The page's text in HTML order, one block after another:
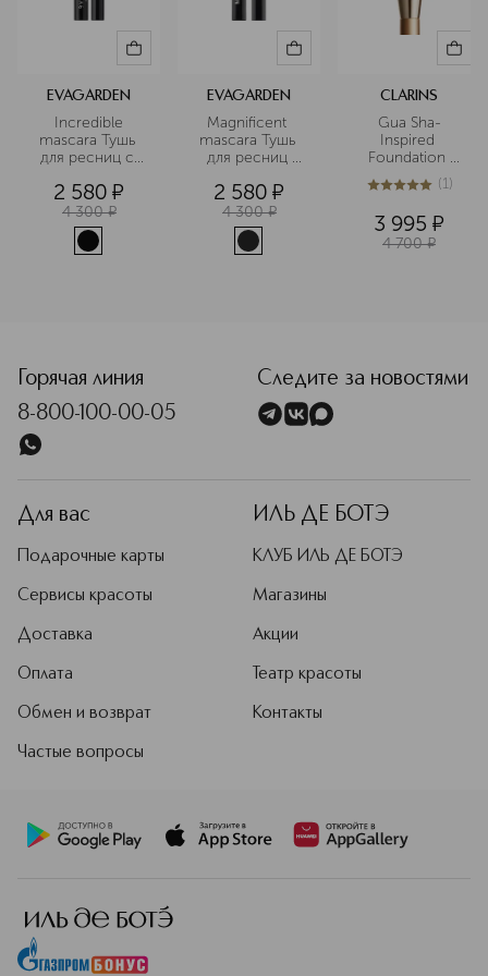
EVAGARDEN
Incredible
mascara Тушь
для ресниц с
суперобъема
2 580 ¤
4 300 ¤
EVAGARDEN
Magnificent
mascara Тушь
для ресниц
2 580 ¤
4 300 ¤
CLARINS
Gua Sha-
Inspired
Foundation
Brush Кисть для
тона,
эффект
5из 51 (1)
3 995 ¤
4 700 ¤
Горячая линия
8-800-100-00-05
Следите за новостями
Для вас
Подарочные карты
Сервисы красоты
Доставка
Оплата
Обмен и возврат
Частые вопросы
ИЛЬ ДЕ БОТЭ
КЛУБ ИЛЬ ДЕ БОТЭ
Магазины
Акции
Театр красоты
Контакты